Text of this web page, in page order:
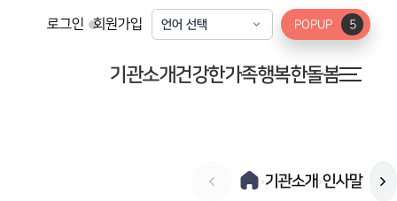
로그인 회원가입
기관소개건강한가족행복한돌봄
›기관소개 ›인사말
POPUP 5